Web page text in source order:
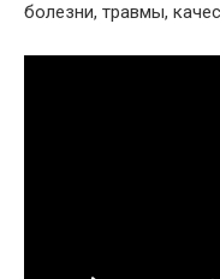
болезни, травмы,